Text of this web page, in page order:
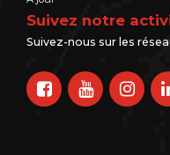
Suivez notre
Suivez-nous sur les